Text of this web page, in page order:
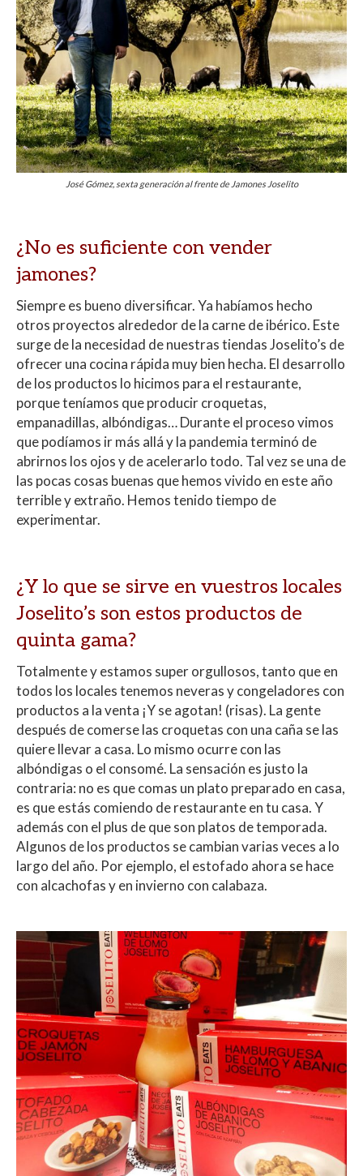
José Gómez, sexta generación al frente de Jamones Joselito
¿No es suficiente con vender
jamones?
Siempre es bueno diversificar. Ya habíamos hecho
otros proyectos alrededor de la carne de ibérico. Este
surge de la necesidad de nuestras tiendas Joselito’s de
ofrecer una cocina rápida muy bien hecha. El desarrollo
de los productos lo hicimos para el restaurante,
porque teníamos que producir croquetas,
empanadillas, albóndigas… Durante el proceso vimos
que podíamos ir más allá y la pandemia terminó de
abrirnos los ojos y de acelerarlo todo. Tal vez se una de
las pocas cosas buenas que hemos vivido en este año
terrible y extraño. Hemos tenido tiempo de
experimentar.
¿Y lo que se sirve en vuestros locales
Joselito’s son estos productos de
quinta gama?
Totalmente y estamos super orgullosos, tanto que en
todos los locales tenemos neveras y congeladores con
productos a la venta ¡Y se agotan! (risas). La gente
después de comerse las croquetas con una caña se las
quiere llevar a casa. Lo mismo ocurre con las
albóndigas o el consomé. La sensación es justo la
contraria: no es que comas un plato preparado en casa,
es que estás comiendo de restaurante en tu casa. Y
además con el plus de que son platos de temporada.
Algunos de los productos se cambian varias veces a lo
largo del año. Por ejemplo, el estofado ahora se hace
con alcachofas y en invierno con calabaza.